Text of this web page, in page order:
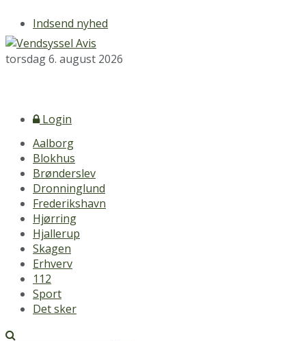
Indsend nyhed
torsdag 6. august 2026
Login
Aalborg
Blokhus
Brønderslev
Dronninglund
Frederikshavn
Hjørring
Hjallerup
Skagen
Erhverv
112
Sport
Det sker